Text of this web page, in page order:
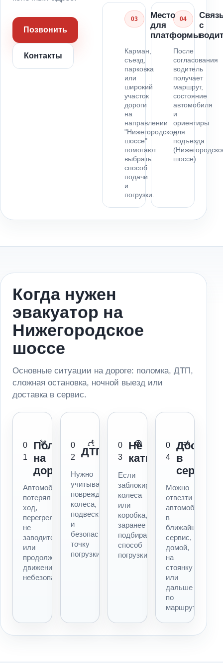
Позвонить
Контакты
03
Место
для
платформы
Карман,
съезд,
парковка
или
широкий
участок
дороги
на
направлении
"Нижегородское
шоссе"
помогают
выбрать
способ
подачи
и
погрузки.
04
с
После
согласования
водитель
получает
маршрут,
состояние
автомобиля
и
ориентиры
для
подъезда
шоссе).
Когда нужен
эвакуатор на
Нижегородское
шоссе
Основные ситуации на дороге: поломка, ДТП,
сложная остановка, ночной выезд или
доставка в сервис.
0
1
Поломка
на
дороге
Автомобиль
потерял
ход,
перегрелся,
не
заводится
или
продолжать
движение
небезопасно.
0
2
ДТП
Нужно
учитывать
повреждения,
колеса,
подвеску
и
безопасную
точку
погрузки.
0
3
Не
катится
Если
заблокированы
колеса
или
коробка,
заранее
подбираем
способ
погрузки.
0
4
в
сервис
Можно
отвезти
автомобиль
в
ближайший
сервис,
домой,
на
стоянку
или
дальше
по
маршруту.